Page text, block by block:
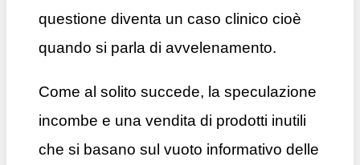
questione diventa un caso clinico cioè
quando si parla di avvelenamento.
Come al solito succede, la speculazione
incombe e una vendita di prodotti inutili
che si basano sul vuoto informativo delle